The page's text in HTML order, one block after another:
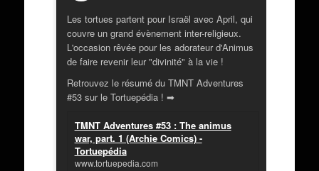
Les tortues partent pour Israël avec April, qui
couvre un grand évènement inter-religieux.
L'occasion rêvée pour les adorateur d'Animus
de faire revenir leur "divinité" à la vie !
Retrouvez le résumé du TMNT Adventures
#53 sur le Tortuepédia ! ➡
TMNT Adventures #53 : The animus
war, part. 1 (Archie Comics) -
Tortuepédia
www.tortuepedia.com